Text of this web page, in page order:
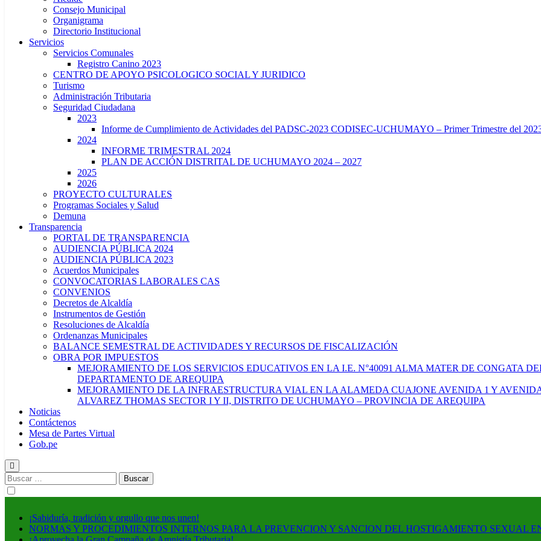
Consejo Municipal
Organigrama
Directorio Institucional
Servicios
Servicios Comunales
Registro Canino 2023
CENTRO DE APOYO PSICOLOGICO SOCIAL Y JURIDICO
Turismo
Administración Tributaria
Seguridad Ciudadana
2023
Informe de Cumplimiento de Actividades del PADSC-2023 CODISEC-UCHUMAYO – Primer Trimestre del
2024
INFORME TRIMESTRAL 2024
PLAN DE ACCIÓN DISTRITAL DE UCHUMAYO 2024 – 2027
2025
2026
PROYECTO CULTURALES
Programas Sociales y Salud
Demuna
Transparencia
PORTAL DE TRANSPARENCIA
AUDIENCIA PÚBLICA 2024
AUDIENCIA PÚBLICA 2023
Acuerdos Municipales
CONVOCATORIAS LABORALES CAS
CONVENIOS
Decretos de Alcaldía
Instrumentos de Gestión
Resoluciones de Alcaldía
Ordenanzas Municipales
BALANCE SEMESTRAL DE ACTIVIDADES Y RECURSOS DE FISCALIZACIÓN
OBRA POR IMPUESTOS
MEJORAMIENTO DE LOS SERVICIOS EDUCATIVOS EN LA I.E. N°40091 ALMA MATER DE CONGATA
DEPARTAMENTO DE AREQUIPA
MEJORAMIENTO DE LA INFRAESTRUCTURA VIAL EN LA ALAMEDA CUAJONE AVENIDA 1 Y
ALVAREZ THOMAS SECTOR I Y II, DISTRITO DE UCHUMAYO – PROVINCIA DE AREQUIPA
Noticias
Contáctenos
Mesa de Partes Virtual
Gob.pe
Buscar:
¡Sabiduría, tradición y orgullo que nos unen!
NORMAS Y PROCEDIMIENTOS INTERNOS PARA LA PREVENCION Y SANCION DEL HOSTIGAMIENTO SEXUAL